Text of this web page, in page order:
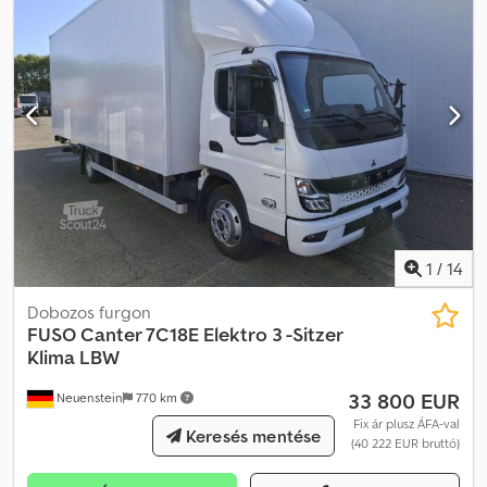
1 / 14
Neuenstein 770 km
Dobozos furgon
FUSOCanter 7C18E Elektro 3 -Sitzer
Klima LBW
33 800 EUR
Fix ár plusz ÁFA-val
(40 222 EUR bruttó)
Keresés mentése